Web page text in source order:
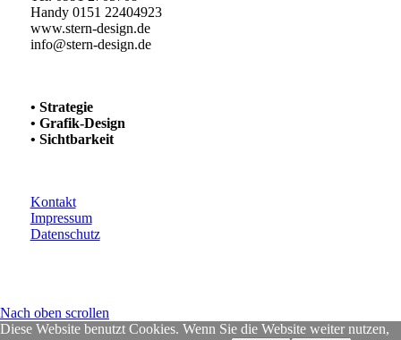
Handy 0151 22404923
www.stern-design.de
info@stern-design.de
• Strategie
• Grafik-Design
• Sichtbarkeit
Kontakt
Impressum
Datenschutz
Nach oben scrollen
Diese Website benutzt Cookies. Wenn Sie die Website weiter nutzen,